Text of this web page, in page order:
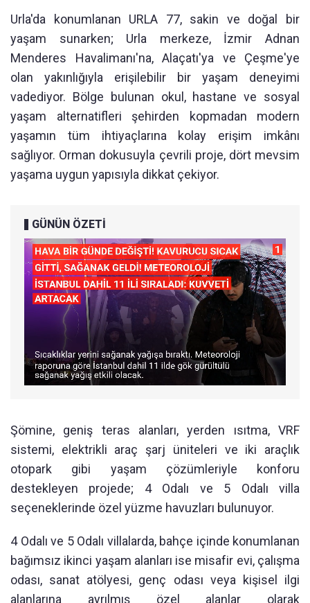
Urla'da konumlanan URLA 77, sakin ve doğal bir
yaşam sunarken; Urla merkeze, İzmir Adnan
Menderes Havalimanı'na, Alaçatı'ya ve Çeşme'ye
olan yakınlığıyla erişilebilir bir yaşam deneyimi
vadediyor. Bölge bulunan okul, hastane ve sosyal
yaşam alternatifleri şehirden kopmadan modern
yaşamın tüm ihtiyaçlarına kolay erişim imkânı
sağlıyor. Orman dokusuyla çevrili proje, dört mevsim
yaşama uygun yapısıyla dikkat çekiyor.
GÜNÜN ÖZETİ
Şömine, geniş teras alanları, yerden ısıtma, VRF
sistemi, elektrikli araç şarj üniteleri ve iki araçlık
otopark gibi yaşam çözümleriyle konforu
destekleyen projede; 4 Odalı ve 5 Odalı villa
seçeneklerinde özel yüzme havuzları bulunuyor.
4 Odalı ve 5 Odalı villalarda, bahçe içinde konumlanan
bağımsız ikinci yaşam alanları ise misafir evi, çalışma
odası, sanat atölyesi, genç odası veya kişisel ilgi
alanlarına ayrılmış özel alanlar olarak